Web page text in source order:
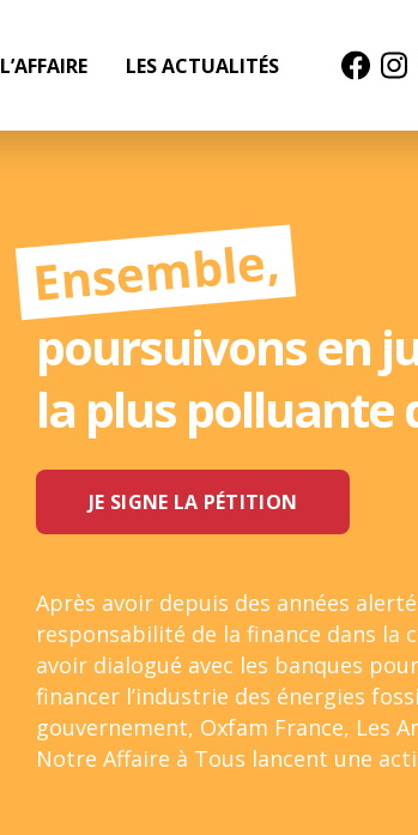
L’AFFAIRE LES ACTUALITÉS
Ensemble,
poursuivons en
la plus polluante
JE SIGNE LA PÉTITION
Après avoir depuis des années
responsabilité de la finance dans la
avoir dialogué avec les banques
financer l’industrie des énergies
gouvernement, Oxfam France, Les
Notre Affaire à Tous lancent une